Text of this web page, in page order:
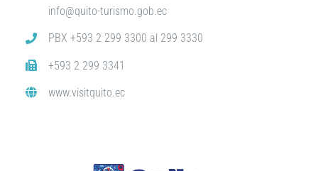
info@quito-turismo.gob.ec
PBX +593 2 299 3300 al 299 3330
+593 2 299 3341
www.visitquito.ec